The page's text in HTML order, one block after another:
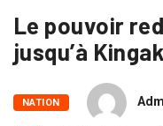
Le pouvoir
jusqu’à
NATION